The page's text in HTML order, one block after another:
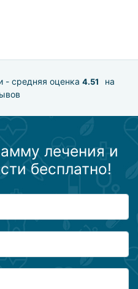
- средняя оценка 4.51
на
лечения и
бесплатно!